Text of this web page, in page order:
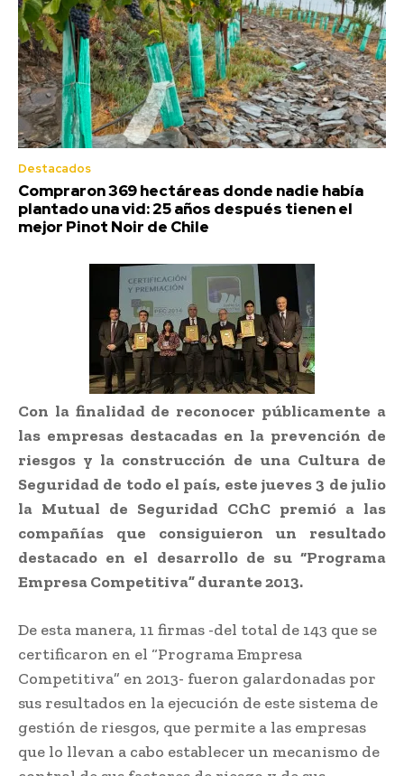
Destacados
Compraron 369 hectáreas donde nadie había
plantado una vid: 25 años después tienen el
mejor Pinot Noir de Chile
Con la finalidad de reconocer públicamente a
las empresas destacadas en la prevención de
riesgos y la construcción de una Cultura de
Seguridad de todo el país, este jueves 3 de julio
la Mutual de Seguridad CChC premió a las
compañías que consiguieron un resultado
destacado en el desarrollo de su “Programa
Empresa Competitiva” durante 2013.
De esta manera, 11 firmas -del total de 143 que se
certificaron en el “Programa Empresa
Competitiva” en 2013- fueron galardonadas por
sus resultados en la ejecución de este sistema de
gestión de riesgos, que permite a las empresas
que lo llevan a cabo establecer un mecanismo de